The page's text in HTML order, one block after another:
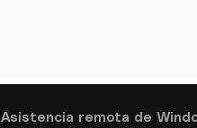
Asistencia remota de